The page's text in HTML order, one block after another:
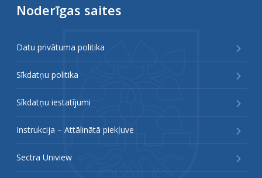
Noderīgas saites
Datu privātuma politika
Sīkdatņu politika
Sīkdatņu iestatījumi
Instrukcija – Attālinātā piekļuve
Sectra Uniview